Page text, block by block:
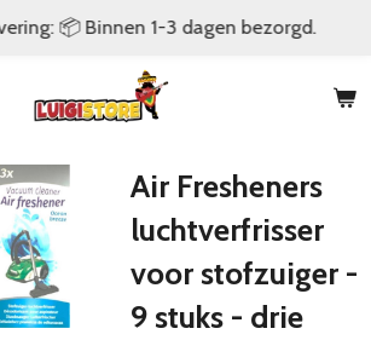
📦 Binnen 1-3 dagen bezorgd.
Air Fresheners
luchtverfrisser
voor stofzuiger -
9 stuks - drie